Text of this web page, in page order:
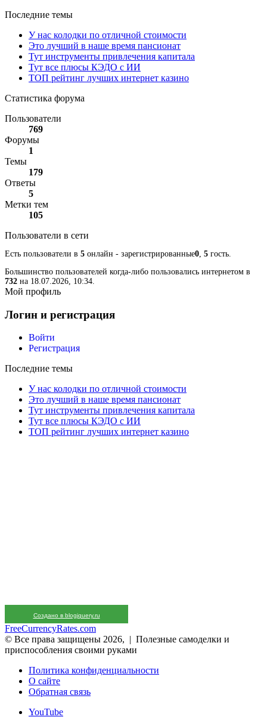
Последние темы
У нас колодки по отличной стоимости
Это лучший в наше время пансионат
Тут инструменты привлечения капитала
Тут все плюсы КЭДО с ИИ
ТОП рейтинг лучших интернет казино
Статистика форума
Пользователи
769
Форумы
1
Темы
179
Ответы
5
Метки тем
105
Пользователи в сети
Есть пользователи в 5 онлайн - зарегистрированные0, 5 гость.
Большинство пользователей когда-либо пользовались интернетом в
732 на 18.07.2026, 10:34.
Мой профиль
Логин и регистрация
Войти
Регистрация
Последние темы
У нас колодки по отличной стоимости
Это лучший в наше время пансионат
Тут инструменты привлечения капитала
Тут все плюсы КЭДО с ИИ
ТОП рейтинг лучших интернет казино
Создано в blogjquery.ru
FreeCurrencyRates.com
© Все права защищены 2026, | Полезные самоделки и
приспособления своими руками
Политика конфиденциальности
О сайте
Обратная связь
YouTube